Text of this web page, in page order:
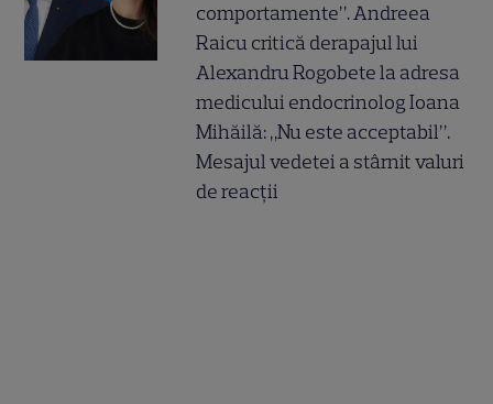
comportamente”. Andreea
Raicu critică derapajul lui
Alexandru Rogobete la adresa
medicului endocrinolog Ioana
Mihăilă: „Nu este acceptabil”.
Mesajul vedetei a stârnit valuri
de reacții